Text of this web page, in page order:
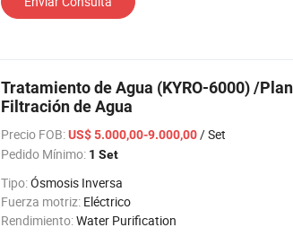
Tratamiento de Agua (KYRO-6000) /
Filtración de Agua
Precio FOB:US$ 5.000,00-9.000,00 / Set
Pedido Mínimo: 1 Set
Tipo:Ósmosis Inversa
Fuerza motriz: Eléctrico
Rendimiento:Water Purification